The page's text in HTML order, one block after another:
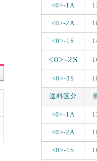
<0>-1A
<0>-2A
<0>-1S
<0>-2S
<0>-3S
送料区分
<0>-1A
<0>-2A
<0>-1S